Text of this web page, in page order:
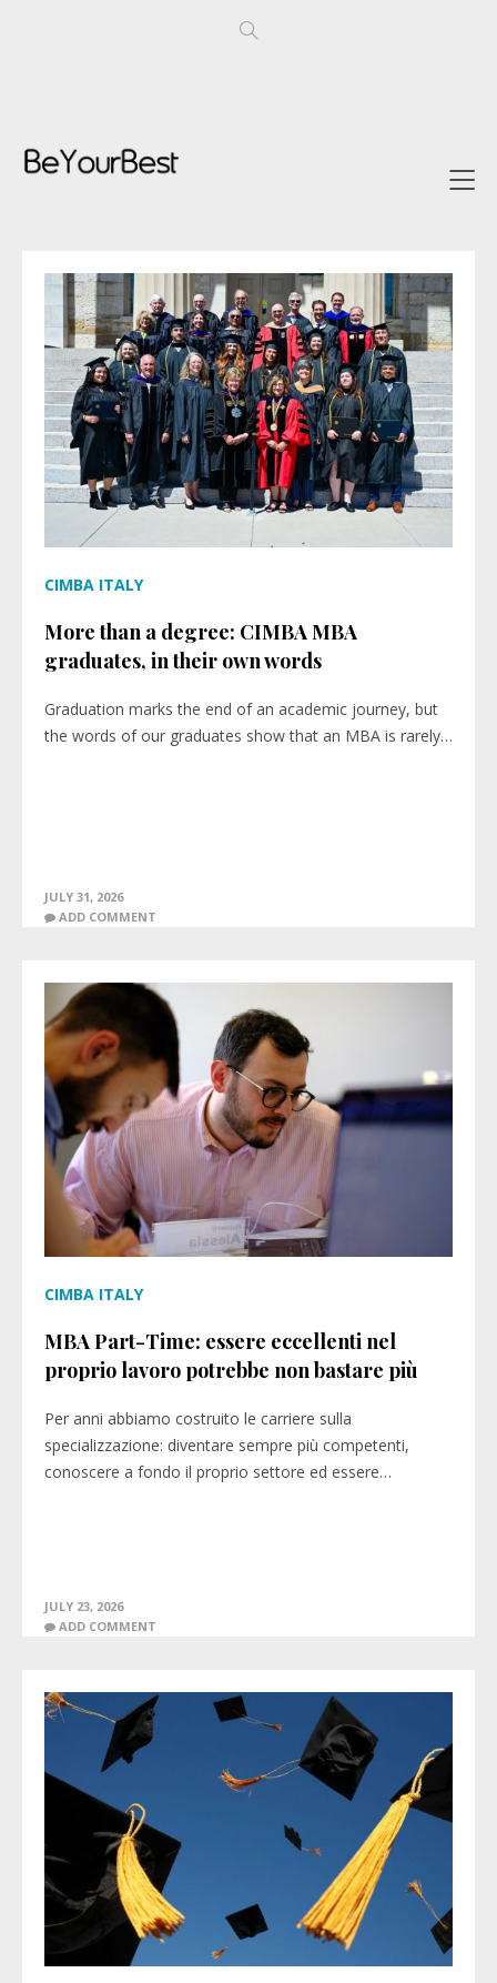
CIMBA ITALY
More than a degree: CIMBA MBA
graduates, in their own words
Graduation marks the end of an academic journey, but
the words of our graduates show that an MBA is rarely…
JULY 31, 2026
ADD COMMENT
CIMBA ITALY
MBA Part-Time: essere eccellenti nel
proprio lavoro potrebbe non bastare più
Per anni abbiamo costruito le carriere sulla
specializzazione: diventare sempre più competenti,
conoscere a fondo il proprio settore ed essere…
JULY 23, 2026
ADD COMMENT